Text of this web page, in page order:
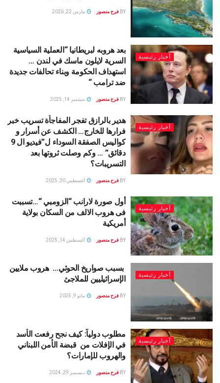
BY فرح منصور مارس 22, 2026
أخبار رئيسية
بعد هروبه لبريطانيا “العملية السياسية
السرية لايلون ماسك في لندن …
استهداف الحكومة وبناء تحالفات جديدة
ضد ترامب “
BY فرح منصور سبتمبر 14, 2025
أخبار رئيسية
هدير بالرازق تفجر المفاجأة تسريب خبر
فرارها للخارج… الكشف عن أسرار و
كواليس الصفقة السوداء ل”فيديو ال 9
دقائق” … وكم وصلت ثروتها بعد
التسريبات؟
BY فرح منصور أغسطس 30, 2025
أخبار رئيسية
أول صورة لارانب “الزومبي “…تسببت
فى هروب الالف من السكان بولاية
أمريكية
BY فرح منصور أغسطس 14, 2025
أخبار رئيسية
بسبب صواريخ الحوثي… هروب ملايين
الإسرائيليين للملاجئ
BY فرح منصور مايو 9, 2025
أخبار رئيسية
مطلوب دولياً: كيف نجح رفعت الأسد
في الإفلات من قبضة الأمن اللبناني
والهروب للإمارات؟
BY فرح منصور ديسمبر 29, 2024